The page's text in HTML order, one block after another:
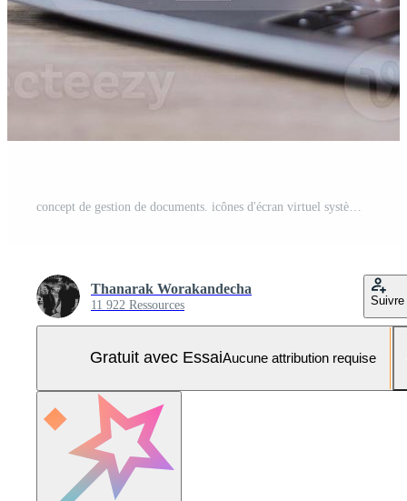
Thanarak Worakandecha
11 922 Ressources Suivre
Gratuit avec EssaiAucune attribution requise